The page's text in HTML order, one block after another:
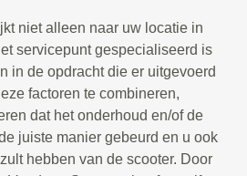
niet alleen naar uw locatie in
servicepunt gespecialiseerd is
in de opdracht die er uitgevoerd
factoren te combineren,
dat het onderhoud en/of de
juiste manier gebeurd en u ook
hebben van de scooter. Door